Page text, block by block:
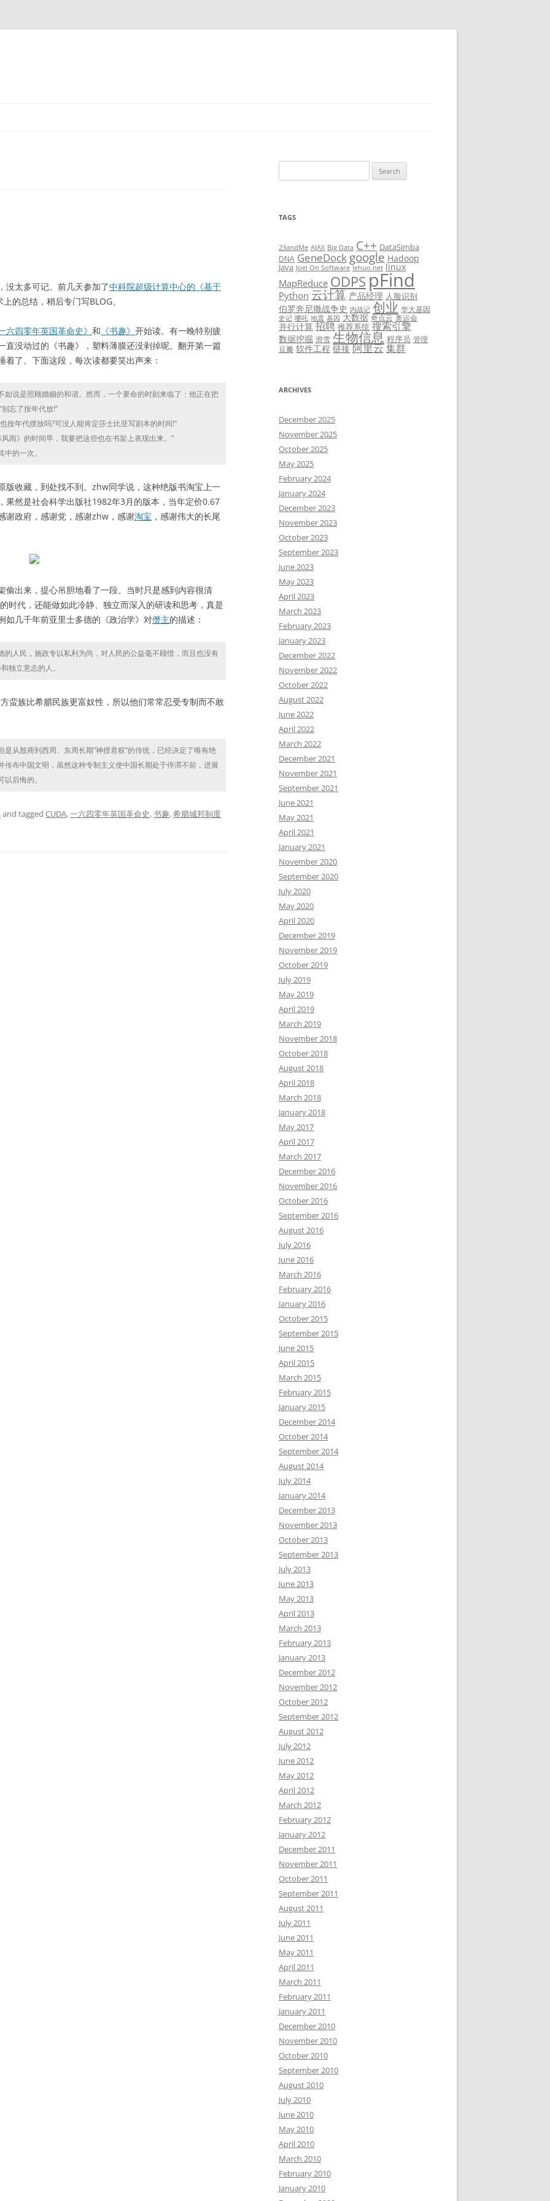
太多可记。前几天参加了中科院超级计算中心的《基于
上的总结，稍后专门写BLOG。
六四零年英国革命史》 和 《书趣》 开始读。有一晚特别疲
直没动过的《书趣》，塑料薄膜还没剥掉呢。翻开第一篇
着了。下面这段，每次读都要笑出声来：
说是照顾婚姻的和谐。然而，一个要命的时刻来临了：他正在把
忘了按年代放!”
年代摆放吗?可没人能肯定莎士比亚写剧本的时间!”
》的时间早，我要把这些也在书架上表现出来。”
的一次。
版收藏，到处找不到。zhw同学说，这种绝版书淘宝上一
果然是社会科学出版社1982年3月的版本，当年定价0.67
谢政府，感谢党，感谢zhw，感谢淘宝 ，感谢伟大的长尾
出来，提心吊胆地看了一段。当时只是感到内容很清
时代，还能做如此冷静、独立而深入的研读和思考，真是
如几千年前亚里士多德的《政治学》对僭主的描述：
人民，施政专以私利为尚，对人民的公益毫不顾惜，而且也没有
独立意志的人。
族比希腊民族更富奴性，所以他们常常忍受专制而不敢
从殷商到西周、东周长期“神授君权”的传统，已经决定了唯有绝
布中国文明，虽然这种专制主义使中国长期处于停滞不前，进展
后悔的。
and tagged CUDA,一六四零年英国革命史,书趣,希腊城邦制度
for:
TAGS
23andMe AJAX Big Data C++ DataSimba
DNA GeneDock google Hadoop
Java Joel On Software lehuo.net linux
MapReduce ODPS pFind
Python 云计算 产品经理 人脸识别
伯罗奔尼撒战争史 内战记 创业 华大基因
史记 哪吒 地震 基因 大数据 奇点云 奥运会
并行计算 招聘 推荐系统 搜索引擎
数据挖掘 滑雪 生物信息 程序员 管理
豆瓣 软件工程 链接 阿里云集群
ARCHIVES
December 2025
November 2025
October 2025
May 2025
February 2024
January 2024
December 2023
November 2023
October 2023
September 2023
June 2023
May 2023
April 2023
March 2023
February 2023
January 2023
December 2022
November 2022
October 2022
August 2022
June 2022
April 2022
March 2022
December 2021
November 2021
September 2021
June 2021
May 2021
April 2021
January 2021
November 2020
September 2020
July 2020
May 2020
April 2020
December 2019
November 2019
October 2019
July 2019
May 2019
April 2019
March 2019
November 2018
October 2018
August 2018
April 2018
March 2018
January 2018
May 2017
April 2017
March 2017
December 2016
November 2016
October 2016
September 2016
August 2016
July 2016
June 2016
March 2016
February 2016
January 2016
October 2015
September 2015
June 2015
April 2015
March 2015
February 2015
January 2015
December 2014
October 2014
September 2014
August 2014
July 2014
January 2014
December 2013
November 2013
October 2013
September 2013
July 2013
June 2013
May 2013
April 2013
March 2013
February 2013
January 2013
December 2012
November 2012
October 2012
September 2012
August 2012
July 2012
June 2012
May 2012
April 2012
March 2012
February 2012
January 2012
December 2011
November 2011
October 2011
September 2011
August 2011
July 2011
June 2011
May 2011
April 2011
March 2011
February 2011
January 2011
December 2010
November 2010
October 2010
September 2010
August 2010
July 2010
June 2010
May 2010
April 2010
March 2010
February 2010
January 2010